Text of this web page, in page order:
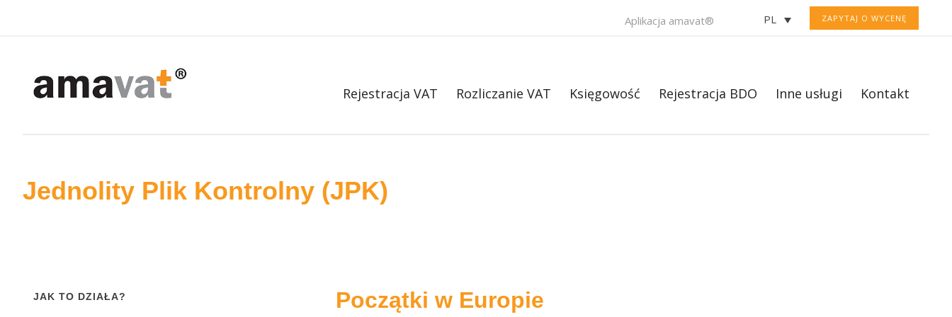
ZAPYTAJ O WYCENĘ
PL
Aplikacja amavat®
Rejestracja VAT Rozliczanie VAT Księgowość Rejestracja BDO Inne usługi Kontakt
Jednolity Plik Kontrolny (JPK)
Początki w Europie
JAK TO DZIAŁA?